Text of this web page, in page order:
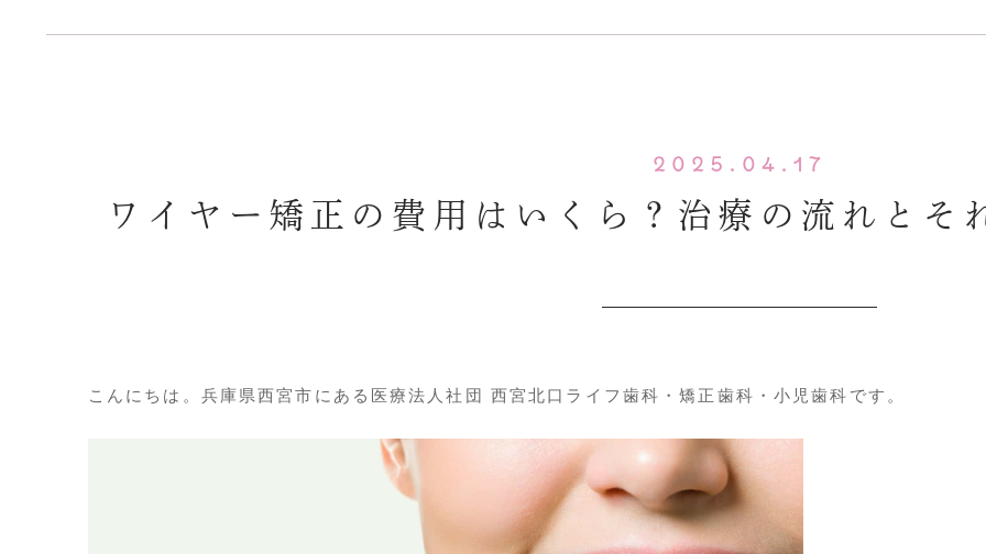
2025.04.17
ワイヤー矯正の費用はいくら？治療の流れとそ
こんにちは。兵庫県西宮市にある医療法人社団 西宮北口ライフ歯科・矯正歯科・小児歯科です。